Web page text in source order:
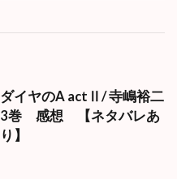
ダイヤのA actⅡ/ 寺嶋裕二
3巻 感想 【ネタバレあ
り】